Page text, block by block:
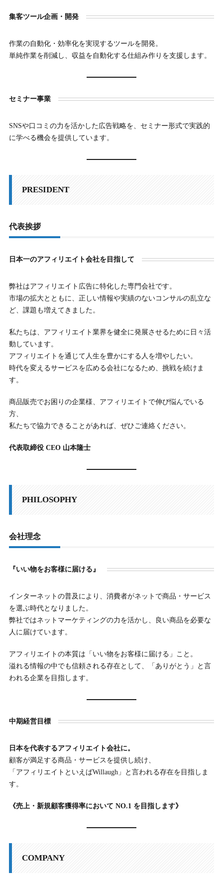
集客ツール企画・開発
作業の自動化・効率化を実現するツールを開発。
単純作業を削減し、収益を自動化する仕組み作りを支援します。
セミナー事業
SNSや口コミの力を活かした広告戦略を、セミナー形式で実践的
に学べる機会を提供しています。
PRESIDENT
代表挨拶
日本一のアフィリエイト会社を目指して
弊社はアフィリエイト広告に特化した専門会社です。
市場の拡大とともに、正しい情報や実績のないコンサルの乱立な
ど、課題も増えてきました。
私たちは、アフィリエイト業界を健全に発展させるために日々活
動しています。
アフィリエイトを通じて人生を豊かにする人を増やしたい。
時代を変えるサービスを広める会社になるため、挑戦を続けま
す。
商品販売でお困りの企業様、アフィリエイトで伸び悩んでいる
方、
私たちで協力できることがあれば、ぜひご連絡ください。
代表取締役 CEO 山本隆士
PHILOSOPHY
会社理念
『いい物をお客様に届ける』
インターネットの普及により、消費者がネットで商品・サービス
を選ぶ時代となりました。
弊社ではネットマーケティングの力を活かし、良い商品を必要な
人に届けています。
アフィリエイトの本質は「いい物をお客様に届ける」こと。
溢れる情報の中でも信頼される存在として、「ありがとう」と言
われる企業を目指します。
中期経営目標
日本を代表するアフィリエイト会社に。
顧客が満足する商品・サービスを提供し続け、
「アフィリエイトといえばWillaugh」と言われる存在を目指しま
す。
《売上・新規顧客獲得率において NO.1 を目指します》
COMPANY